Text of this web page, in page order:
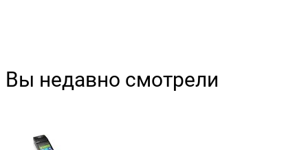
Вы недавно смотрели